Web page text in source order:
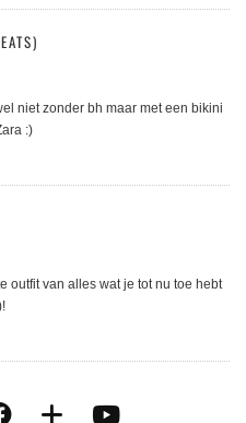
niet zonder bh maar met een bikini
:)
outfit van alles wat je tot nu toe hebt